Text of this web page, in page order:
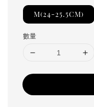
M(24-25.5CM)
數量